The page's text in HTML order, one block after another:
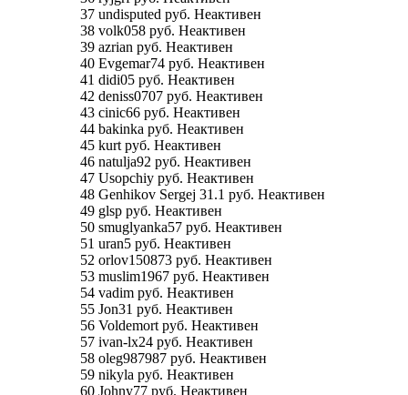
37 undisputed руб. Неактивен
38 volk058 руб. Неактивен
39 azrian руб. Неактивен
40 Evgemar74 руб. Неактивен
41 didi05 руб. Неактивен
42 deniss0707 руб. Неактивен
43 cinic66 руб. Неактивен
44 bakinka руб. Неактивен
45 kurt руб. Неактивен
46 natulja92 руб. Неактивен
47 Usopchiy руб. Неактивен
48 Genhikov Sergej 31.1 руб. Неактивен
49 glsp руб. Неактивен
50 smuglyanka57 руб. Неактивен
51 uran5 руб. Неактивен
52 orlov150873 руб. Неактивен
53 muslim1967 руб. Неактивен
54 vadim руб. Неактивен
55 Jon31 руб. Неактивен
56 Voldemort руб. Неактивен
57 ivan-lx24 руб. Неактивен
58 oleg987987 руб. Неактивен
59 nikyla руб. Неактивен
60 Johny77 руб. Неактивен